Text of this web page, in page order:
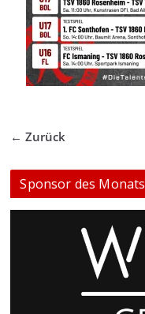
← Zurück
Sponsor des Monats